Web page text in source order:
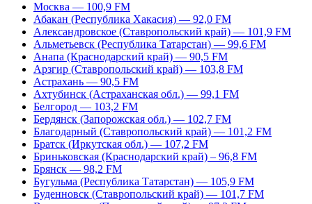
Москва — 100,9 FM
Абакан (Республика Хакасия) — 92,0 FM
Александровское (Ставропольский край) — 101,9 FM
Альметьевск (Республика Татарстан) — 99,6 FM
Анапа (Краснодарский край) — 90,5 FM
Арзгир (Ставропольский край) — 103,8 FM
Астрахань — 90,5 FM
Ахтубинск (Астраханская обл.) — 99,1 FM
Белгород — 103,2 FM
Бердянск (Запорожская обл.) — 102,7 FM
Благодарный (Ставропольский край) — 101,2 FM
Братск (Иркутская обл.) — 107,2 FM
Бриньковская (Краснодарский край) – 96,8 FM
Брянск — 98,2 FM
Бугульма (Республика Татарстан) — 105,9 FM
Буденновск (Ставропольский край) — 101,7 FM